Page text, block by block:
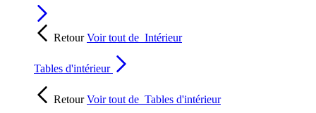
RetourVoir tout de Intérieur
Tables d'intérieur
RetourVoir tout de Tables d'intérieur